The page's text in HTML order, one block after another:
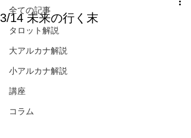
全ての記事
タロット解説
大アルカナ解説
小アルカナ解説
講座
コラム
3/14 未来の行く末